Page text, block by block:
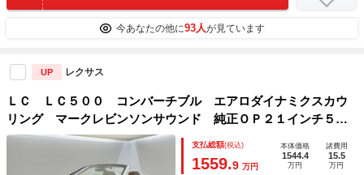
今あなたの他に93人が見ています
UP レクサス
ＬＣ ＬＣ５００ コンバーチブル エアロダイナミクスカウ
リング マークレビンソンサウンド 純正ＯＰ２１インチ５本
Ｖ字スポークポリッシュ仕上げ 純正ＳＤナビ バックカメ
ラ プリクラッシュセーフティ ブラインドスポットモニター
支払総額(税込)
1559.9 万円
本体価格
1544.4
万円
諸費用
15.5
万円